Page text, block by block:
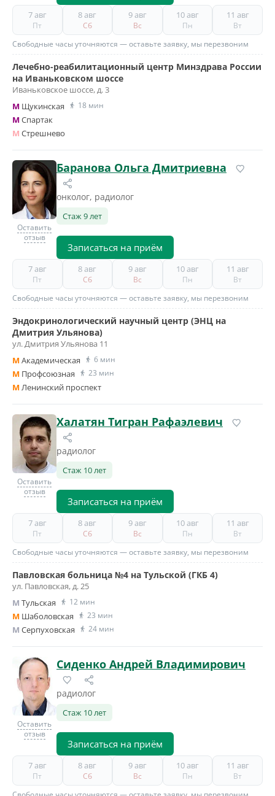
7 авг
Пт
8 авг
Сб
9 авг
Вс
10 авг
Пн
11 авг
Вт
Свободные часы уточняются — оставьте заявку, мы перезвоним
Лечебно-реабилитационный центр Минздрава России
на Иваньковском шоссе
Иваньковское шоссе, д. 3
M Щукинская 18 мин
MСпартак
M Стрешнево
Оставить
отзыв
Баранова Ольга Дмитриевна
онколог, радиолог
Стаж 9 лет
Записаться на приём
7 авг
Пт
8 авг
Сб
9 авг
Вс
10 авг
Пн
11 авг
Вт
Свободные часы уточняются — оставьте заявку, мы перезвоним
Эндокринологический научный центр (ЭНЦ на
Дмитрия Ульянова)
ул. Дмитрия Ульянова 11
MАкадемическая 6 мин
M Профсоюзная 23 мин
MЛенинский проспект
Оставить
отзыв
Халатян Тигран Рафаэлевич
радиолог
Стаж 10 лет
Записаться на приём
7 авг
Пт
8 авг
Сб
9 авг
Вс
10 авг
Пн
11 авг
Вт
Свободные часы уточняются — оставьте заявку, мы перезвоним
Павловская больница №4 на Тульской (ГКБ 4)
ул. Павловская, д. 25
M Тульская 12 мин
M Шаболовская 23 мин
M Серпуховская 24 мин
Оставить
отзыв
Сиденко Андрей Владимирович
радиолог
Стаж 10 лет
Записаться на приём
7 авг
Пт
8 авг
Сб
9 авг
Вс
10 авг
Пн
11 авг
Вт